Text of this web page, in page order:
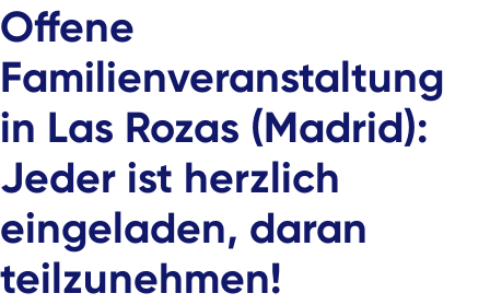
Offene
Familienveranstaltung
in Las Rozas (Madrid):
Jeder ist herzlich
eingeladen, daran
teilzunehmen!